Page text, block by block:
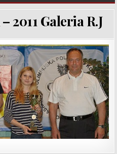
2011 Galeria R.J